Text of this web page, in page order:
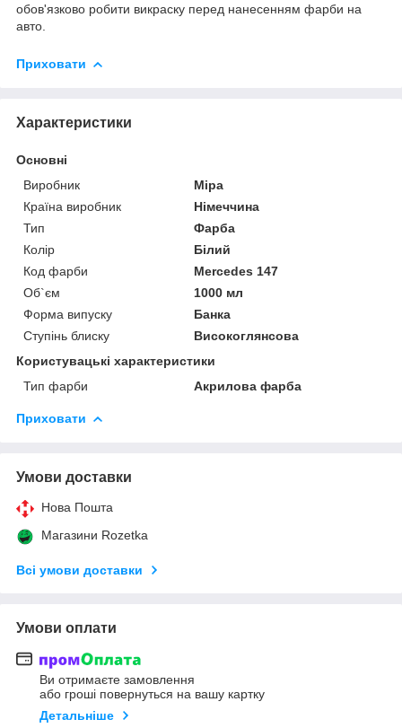
обов'язково робити викраску перед нанесенням фарби на
авто.
Приховати
Характеристики
Основні
Виробник
Mipa
Країна виробник
Німеччина
Тип
Фарба
Колір
Білий
Код фарби
Merсedes 147
Об`єм
1000 мл
Форма випуску
Банка
Ступінь блиску
Високоглянсова
Користувацькі характеристики
Тип фарби
Акрилова фарба
Приховати
Умови доставки
Нова Пошта
Магазини Rozetka
Всі умови доставки
Умови оплати
Ви отримаєте замовлення
або гроші повернуться на вашу картку
Детальніше